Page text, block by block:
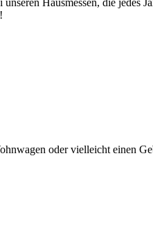
Hausmessen, die jedes
oder vielleicht einen